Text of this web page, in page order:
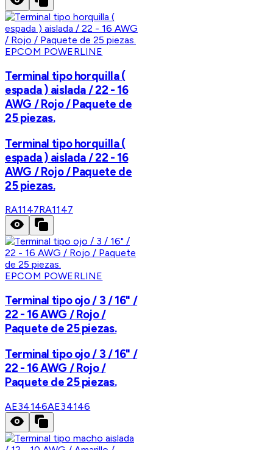
EPCOM POWERLINE
Terminal tipo horquilla (
espada ) aislada / 22 - 16
AWG / Rojo / Paquete de
25 piezas.
Terminal tipo horquilla (
espada ) aislada / 22 - 16
AWG / Rojo / Paquete de
25 piezas.
RA1147RA1147
EPCOM POWERLINE
Terminal tipo ojo / 3 / 16" /
22 - 16 AWG / Rojo /
Paquete de 25 piezas.
Terminal tipo ojo / 3 / 16" /
22 - 16 AWG / Rojo /
Paquete de 25 piezas.
AE34146AE34146